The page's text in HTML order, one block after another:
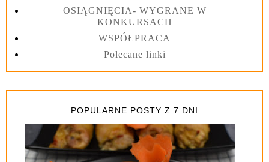
OSIĄGNIĘCIA- WYGRANE W
KONKURSACH
WSPÓŁPRACA
Polecane linki
POPULARNE POSTY Z 7 DNI